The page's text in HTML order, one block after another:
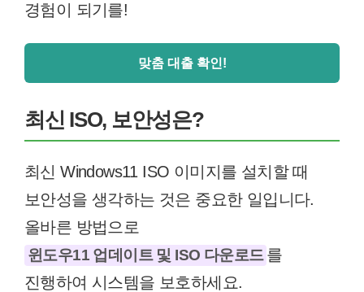
경험이 되기를!
맞춤 대출 확인!
최신 ISO, 보안성은?
최신 Windows11 ISO 이미지를 설치할 때
보안성을 생각하는 것은 중요한 일입니다.
올바른 방법으로
윈도우11 업데이트 및 ISO 다운로드 를
진행하여 시스템을 보호하세요.